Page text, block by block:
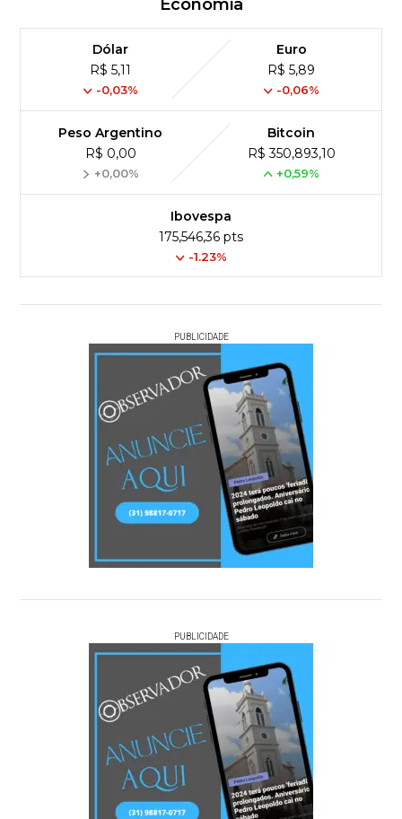
Economia
Dólar
R$ 5,11
-0,03%
Euro
R$ 5,89
-0,06%
Peso Argentino
R$ 0,00
+0,00%
Bitcoin
R$ 350,893,10
+0,59%
Ibovespa
175,546,36 pts
-1.23%
PUBLICIDADE
PUBLICIDADE